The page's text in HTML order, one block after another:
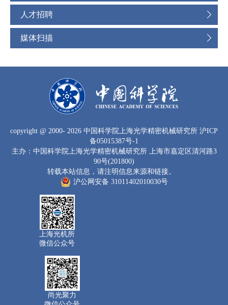
人才招聘
媒体扫描
copyright @ 2000- 2026 中国科学院上海光学精密机械研究所 沪ICP
备05015387号-1
主办：中国科学院上海光学精密机械研究所 上海市嘉定区清河路3
90号(201800)
转载本站信息，请注明信息来源和链接。
沪公网安备 31011402010030号
上海光机所
微信公众号
尚光聚力